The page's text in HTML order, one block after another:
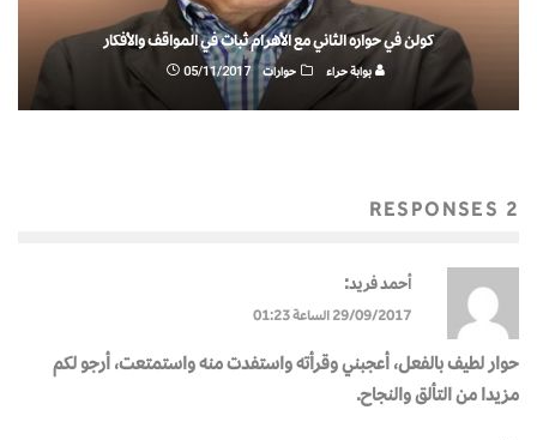
كولن في حواره الثاني مع الأهرام ثبات في المواقف والأفكار
بوابة حراء حوارات 05/11/2017
2 RESPONSES
أحمد فريد:
29/09/2017 الساعة 01:23
حوار لطيف بالفعل، أعجبني وقرأته واستفدت منه واستمتعت، أرجو لكم
مزيدا من التألق والنجاح.